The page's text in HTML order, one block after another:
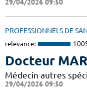
29/04/2026 09:50
PROFESSIONNELS DE
relevance:
Docteur
Médecin autres
29/04/2026 09:50